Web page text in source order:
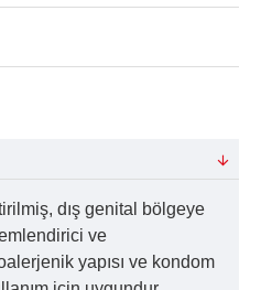
dış genital bölgeye
ve
yapısı ve kondom